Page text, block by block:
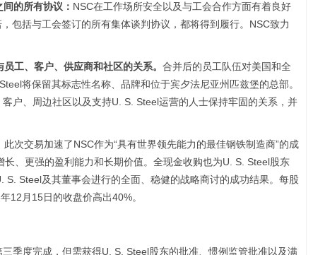
的所有协议： NSC在工作场所安全以及与工会合作方面有着良好
包括与工会签订的所有集体谈判协议，都将得到履行。NSC致力
工、客户、供应商和社区的关系。 合并后的员工队伍对美国和全
将保留其标志性名称、品牌和位于宾夕法尼亚州匹兹堡的总部。
户、周边社区以及支持U. S. Steel运营的人士保持牢固的关系，并
此次交易加速了NSC作为“具有世界领先能力的最佳钢铁制造商”的成
、更强的盈利能力和长期价值。全现金收购也为U. S. Steel股东
S. Steel及其董事会进行的全面、稳健的战略商讨的成功结果。每股
12月15日的收盘价高出40%。
季度完成，但需获得U. S. Steel股东的批准、惯例监管批准以及满